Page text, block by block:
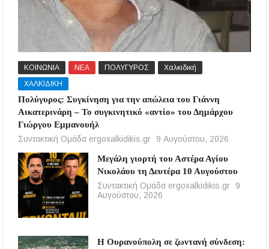
ΚΟΙΝΩΝΙΑ ΝΕΑ ΠΟΛΥΓΥΡΟΣ
Χαλκιδική
ΧΑΛΚΙΔΙΚΗ
Πολύγυρος: Συγκίνηση για την απώλεια του Γιάννη
Αικατερινάρη – Το συγκινητικό «αντίο» του Δημάρχου
Γιώργου Εμμανουήλ
Συντακτική Ομάδα ergoxalkidikis.gr
9 Αυγούστου, 2026
Μεγάλη γιορτή του Αστέρα Αγίου
Νικολάου τη Δευτέρα 10 Αυγούστου
Συντακτική Ομάδα ergoxalkidikis.gr
9
Αυγούστου, 2026
Η Ουρανούπολη σε ζωντανή σύνδεση: